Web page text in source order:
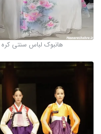
هانبوک لباس سنتی